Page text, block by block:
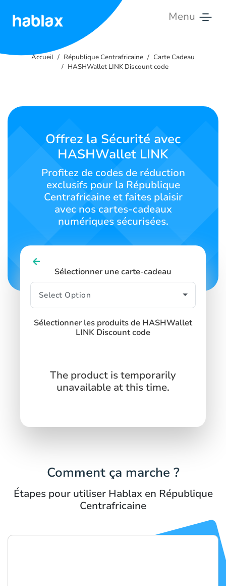
Menu
Tarifs
nous
SIGN INSIGN UP
Accueil République Centrafricaine
Carte Cadeau
HASHWallet LINK Discount code
Offrez la Sécurité avec
HASHWallet LINK
Profitez de codes de réduction
exclusifs pour la République
Centrafricaine et faites plaisir
avec nos cartes-cadeaux
numériques sécurisées.
Sélectionner une carte-cadeau
Sélectionner les produits de HASHWallet
LINK Discount code
The product is temporarily
unavailable at this time.
Comment ça marche ?
Étapes pour utiliser Hablax en République
Centrafricaine